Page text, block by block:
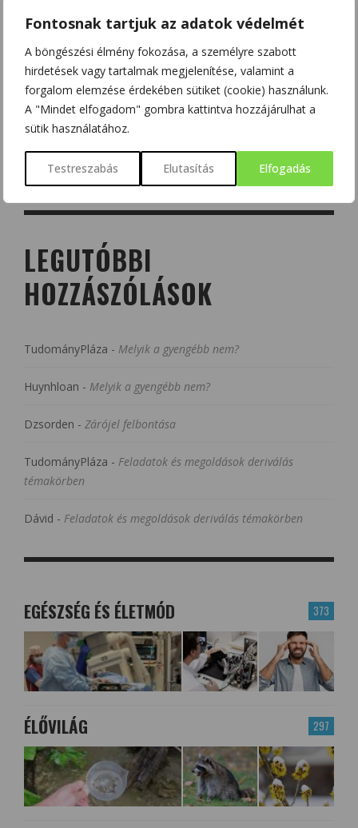
Fontosnak tartjuk az adatok védelmét
A böngészési élmény fokozása, a személyre szabott
hirdetések vagy tartalmak megjelenítése, valamint a
forgalom elemzése érdekében sütiket (cookie) használunk.
A "Mindet elfogadom" gombra kattintva hozzájárulhat a
sütik használatához.
Testreszabás Elutasítás Elfogadás
LEGUTÓBBI
HOZZÁSZÓLÁSOK
TudományPláza - Melyik a gyengébb nem?
Huynhloan - Melyik a gyengébb nem?
Dzsorden - Zárójel felbontása
TudományPláza - Feladatok és megoldások deriválás
témakörben
Dávid - Feladatok és megoldások deriválás témakörben
373
EGÉSZSÉG ÉS ÉLETMÓD
297
ÉLŐVILÁG